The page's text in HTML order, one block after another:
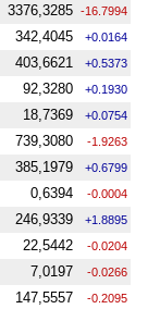
3376,3285 -16.7994
342,4045 +0.0164
403,6621 +0.5373
92,3280 +0.1930
18,7369 +0.0754
739,3080 -1.9263
385,1979 +0.6799
0,6394 -0.0004
246,9339 +1.8895
22,5442 -0.0204
7,0197 -0.0266
147,5557 -0.2095